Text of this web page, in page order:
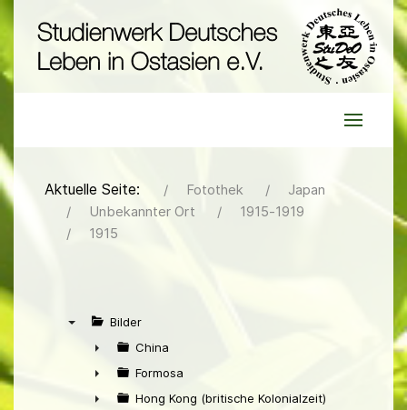
Aktuelle Seite: Fotothek
Japan
Unbekannter Ort
1915-1919
1915
Bilder
►
China
►
Formosa
Hong Kong (britische Kolonialzeit)